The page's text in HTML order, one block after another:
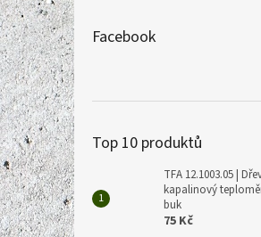
Facebook
Top 10 produktů
TFA 12.1003.05 |
kapalinový
buk
75 Kč